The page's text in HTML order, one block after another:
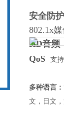
安全防护
802.1x
：
HD音频
QoS 支持
多种语言：
文，日文